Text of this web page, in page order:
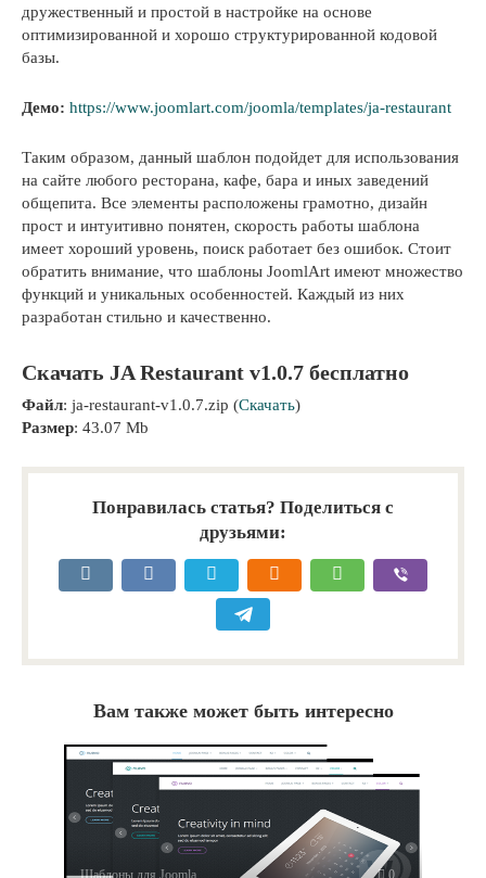
дружественный и простой в настройке на основе
оптимизированной и хорошо структурированной кодовой
базы.
Демо: https://www.joomlart.com/joomla/templates/ja-restaurant
Таким образом, данный шаблон подойдет для использования
на сайте любого ресторана, кафе, бара и иных заведений
общепита. Все элементы расположены грамотно, дизайн
прост и интуитивно понятен, скорость работы шаблона
имеет хороший уровень, поиск работает без ошибок. Стоит
обратить внимание, что шаблоны JoomlArt имеют множество
функций и уникальных особенностей. Каждый из них
разработан стильно и качественно.
Скачать JA Restaurant v1.0.7 бесплатно
Файл: ja-restaurant-v1.0.7.zip (Скачать)
Размер: 43.07 Mb
Понравилась статья? Поделиться с
друзьями:
Вам также может быть интересно